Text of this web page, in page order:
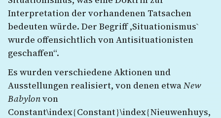
Interpretation der vorhandenen Tatsachen
bedeuten würde. Der Begriff ,Situationismus`
wurde offensichtlich von Antisituationisten
geschaffen“.
Es wurden verschiedene Aktionen und
Ausstellungen realisiert, von denen etwaNew
Babylonvon
Constant\index{Constant}\index{Nieuwenhuys,